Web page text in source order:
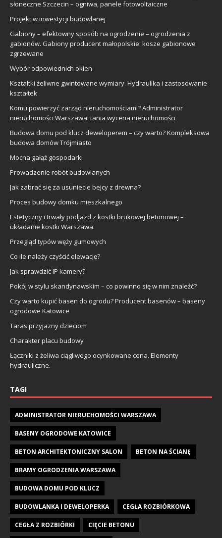
słoneczne Szczecin – ogniwa, panele fotowoltaiczne
Projekt w inwestycji budowlanej
Gabiony – efektowny sposób na ogrodzenie – ogrodzenia z
gabionów. Gabiony producent małopolskie: kosze gabionowe
zgrzewane
Wybór odpowiednich okien
Kształtki żeliwne gwintowane wymiary. Hydraulika i zastosowanie
kształtek
Komu powierzyć zarząd nieruchomościami? Administrator
nieruchomości Warszawa: tania wycena nieruchomości
Budowa domu pod klucz deweloperem – czy warto? Kompleksowa
budowa domów Trójmiasto
Mocna gałąź gospodarki
Prowadzenie robót budowlanych
Jak zabrać się za usuniecie bejcy z drewna?
Proces budowy domku mieszkalnego
Estetyczny i trwały podjazd z kostki brukowej betonowej –
układanie kostki Warszawa.
Przegląd typów węży gumowych
Co ile należy czyścić elewację?
Jak sprawdzić IP kamery?
Pokój w stylu skandynawskim – co powinno się w nim znaleźć?
Czy warto kupić basen do ogrodu? Producent basenów – baseny
ogrodowe Katowice
Taras przyjazny dzieciom
Charakter placu budowy
Łączniki z żeliwa ciągliwego ocynkowane cena. Elementy
hydrauliczne.
TAGI
ADMINISTRATOR NIERUCHOMOŚCI WARSZAWA
BASENY OGRODOWE KATOWICE
BETON ARCHITEKTONICZNY SALON BETON NA ŚCIANĘ
BRAMY OGRODZENIA WARSZAWA
BUDOWA DOMU POD KLUCZ
BUDOWLANKA I DEWELOPERKA CEGŁA ROZBIÓRKOWA
CEGŁA Z ROZBIÓRKI CIĘCIE BETONU